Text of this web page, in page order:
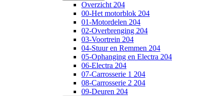
Overzicht 204
00-Het motorblok 204
01-Motordelen 204
02-Overbrenging 204
03-Voortrein 204
04-Stuur en Remmen 204
05-Ophanging en Electra 204
06-Electra 204
07-Carrosserie 1 204
08-Carrosserie 2 204
09-Deuren 204